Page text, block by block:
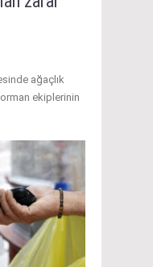
ağaçlık
ekiplerinin